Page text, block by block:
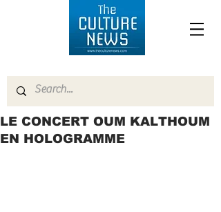
LE CONCERT OUM KALTHOUM
EN HOLOGRAMME